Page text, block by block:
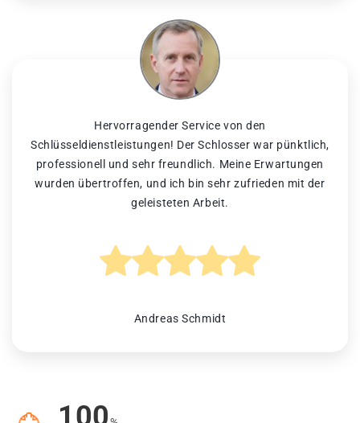
Hervorragender Service von den
Schlüsseldienstleistungen! Der Schlosser war pünktlich,
professionell und sehr freundlich. Meine Erwartungen
wurden übertroffen, und ich bin sehr zufrieden mit der
geleisteten Arbeit.
Andreas Schmidt